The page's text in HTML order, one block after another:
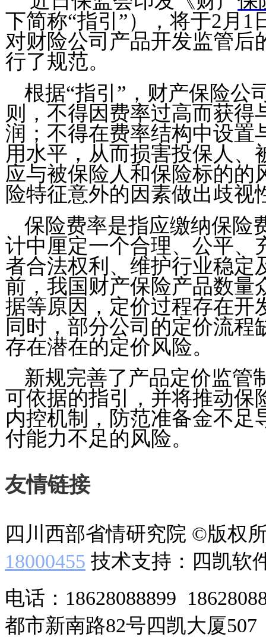
下简称“指引 ”），将于2 月 1
对财险公司产品开发监管后
行了规范。
根据“指引 ” ，财产保险公
则，不得因费率过高而获
润；不得在费率结构中设置
用水平，从而损害投保人
应与被保险人和保险标的的
险特征意外的因素做出歧视
保险费率是指应缴纳保险
计中厘定一个合理、公平、
者合法权利、维护行业稳定
前，我国财产保险产品数量
据等原因，定价过程存在开
同时，部分公司的定价流
存在潜在的定价风险。
新规完善了产品定价监管
可依据的指引，并将推动保
内控机制，防范准备金不足
付能力不足的风险。
友情链接
四川西部省情研究院 ©版权
18000455 技术支持：四凯软
电话：18628088899
都市新南路82号四凯大厦507